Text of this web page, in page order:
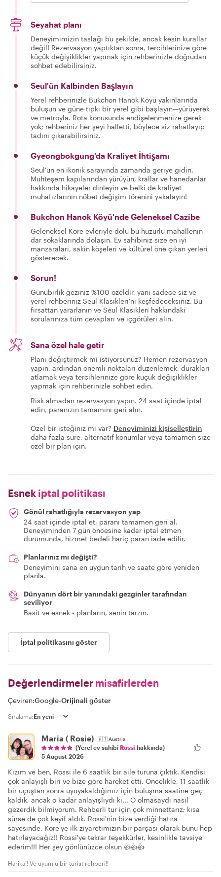
Seyahat planı
Deneyimimizin taslağı bu şekilde, ancak kesin kurallar
değil! Rezervasyon yaptıktan sonra, tercihlerinize göre
küçük değişiklikler yapmak için rehberinizle doğrudan
sohbet edebilirsiniz.
Seul'ün Kalbinden Başlayın
Yerel rehberinizle Bukchon Hanok Köyü yakınlarında
buluşun ve güne tıpkı bir yerel gibi başlayın—yürüyerek
ve metroyla. Rota konusunda endişelenmenize gerek
yok; rehberiniz her şeyi halletti, böylece siz rahatlayıp
tadını çıkarabilirsiniz.
Gyeongbokgung'da Kraliyet İhtişamı
Seul'ün en ikonik sarayında zamanda geriye gidin.
Muhteşem kapılarından yürüyün, krallar ve hanedanlar
hakkında hikayeler dinleyin ve belki de kraliyet
muhafızlarının nöbet değişim törenini yakalayın!
Bukchon Hanok Köyü'nde Geleneksel Cazibe
Geleneksel Kore evleriyle dolu bu huzurlu mahallenin
dar sokaklarında dolaşın. Ev sahibiniz size en iyi
manzaraları, sakin köşeleri ve kültürel öne çıkan yerleri
gösterecek.
Sorun!
Günübirlik geziniz %100 özeldir, yani sadece siz ve
yerel rehberiniz Seul Klasikleri'ni keşfedeceksiniz. Bu
fırsattan yararlanın ve Seul Klasikleri hakkındaki
sorularınıza tüm cevapları ve içgörüleri alın.
Sana özel hale getir
Planı değiştirmek mi istiyorsunuz? Hemen rezervasyon
yapın, ardından önemli noktaları düzenlemek, durakları
atlamak veya tercihlerinize göre küçük değişiklikler
yapmak için rehberinizle sohbet edin.
Risk almadan rezervasyon yapın. 24 saat içinde iptal
edin, paranızın tamamını geri alın.
Özel bir isteğiniz mi var? Deneyiminizi kişiselleştirin
daha fazla süre, alternatif konumlar veya tamamen size
özel bir plan için.
Esnek iptal politikası
Gönül rahatlığıyla rezervasyon yap
24 saat içinde iptal et, paranı tamamen geri al.
Deneyiminden 7 gün öncesine kadar iptal etmen
durumunda, hizmet bedeli hariç paran iade edilir.
Planlarınız mı değişti?
Deneyimini sana en uygun tarih ve saate göre yeniden
planla.
Dünyanın dört bir yanındaki gezginler tarafından
seviliyor
Basit ve esnek - planların, senin tarzın.
İptal politikasını göster
Değerlendirmeler misafirlerden
Çeviren:Google-Orijinali göster
Sıralama:
Maria ( Rosie) 🇦🇹Austria
(Yerel ev sahibi Rossi hakkında)
5 August 2026
Kızım ve ben, Rossi ile 6 saatlik bir aile turuna çıktık. Kendisi
çok anlayışlı biri ve bize göre hareket etti. Öncelikle, 11 saatlik
bir uçuştan sonra uyuyakaldığımız için buluşma saatine geç
kaldık, ancak o kadar anlayışlıydı ki... O olmasaydı nasıl
gezerdik bilmiyorum. Rehberli tur için çok minnettarız; kısa
sürse de çok keyif aldık. Rossi'nin bize verdiği hatıra
sayesinde, Kore'ye ilk ziyaretimizin bir parçası olarak bunu hep
hatırlayacağız!! Rossi'ye tekrar teşekkürler, kesinlikle tavsiye
ederim!!! Her şey gönlünüzce olsun 👍👍👍
Harika!! Ve uyumlu bir turist rehberi!!